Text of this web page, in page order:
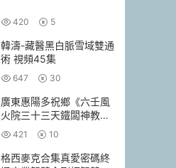
420 5
韓濤-藏醫黑白脈雪域雙通
術 視頻45集
647 30
廣東惠陽多祝鄉《六壬風
火院三十三天鐵闆神教》
4本pdf
421 10
格西麥克合集真愛密碼終